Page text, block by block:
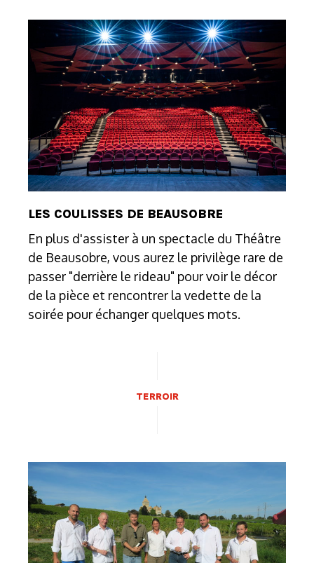
LES COULISSES DE BEAUSOBRE
En plus d'assister à un spectacle du Théâtre
de Beausobre, vous aurez le privilège rare de
passer "derrière le rideau" pour voir le décor
de la pièce et rencontrer la vedette de la
soirée pour échanger quelques mots.
TERROIR